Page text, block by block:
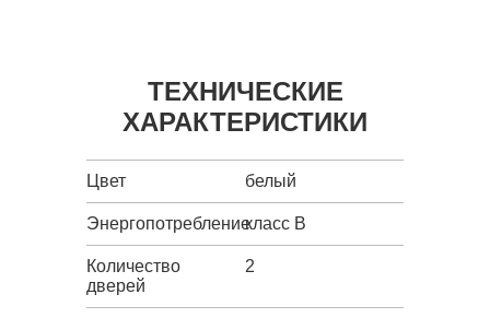
ТЕХНИЧЕСКИЕ
ХАРАКТЕРИСТИКИ
Цвет белый
Энергопотреблениекласс B
Количество
дверей
2